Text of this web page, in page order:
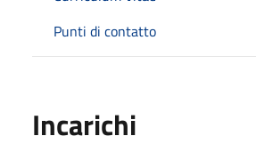
Punti di contatto
Incarichi